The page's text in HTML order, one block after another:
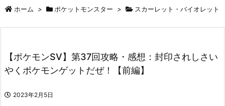
ホーム > ポケットモンスター > スカーレット・バイオレット
【ポケモンSV】第37回攻略・感想：封印されしさい
やくポケモンゲットだぜ！【前編】
2023年2月5日